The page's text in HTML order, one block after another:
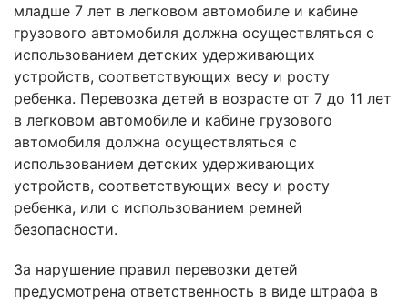
младше 7 лет в легковом автомобиле и кабине
грузового автомобиля должна осуществляться с
использованием детских удерживающих
устройств, соответствующих весу и росту
ребенка. Перевозка детей в возрасте от 7 до 11 лет
в легковом автомобиле и кабине грузового
автомобиля должна осуществляться с
использованием детских удерживающих
устройств, соответствующих весу и росту
ребенка, или с использованием ремней
безопасности.
За нарушение правил перевозки детей
предусмотрена ответственность в виде штрафа в